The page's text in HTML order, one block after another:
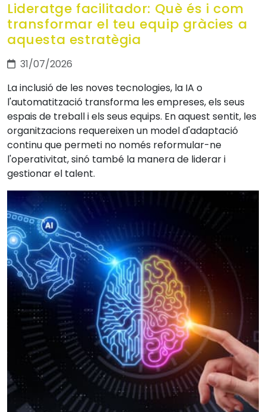
Lideratge facilitador: Què és i com
transformar el teu equip gràcies a
aquesta estratègia
31/07/2026
La inclusió de les noves tecnologies, la IA o
l'automatització transforma les empreses, els seus
espais de treball i els seus equips. En aquest sentit, les
organitzacions requereixen un model d'adaptació
continu que permeti no només reformular-ne
l'operativitat, sinó també la manera de liderar i
gestionar el talent.